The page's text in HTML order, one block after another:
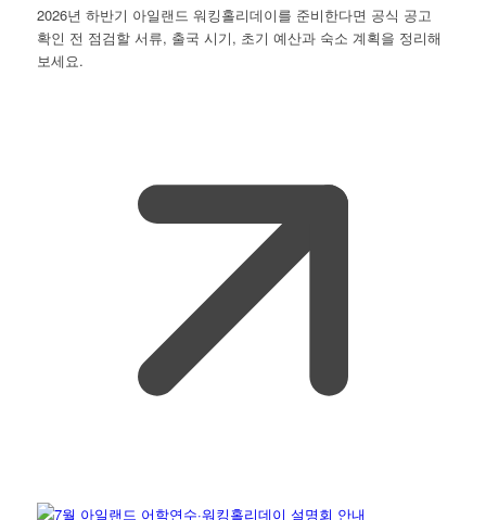
2026년 하반기 아일랜드 워킹홀리데이를 준비한다면 공식 공고
확인 전 점검할 서류, 출국 시기, 초기 예산과 숙소 계획을 정리해
보세요.